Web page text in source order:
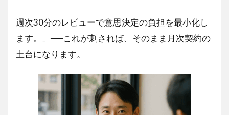
週次30分のレビューで意思決定の負担を最小化し
ます。」──これが刺されば、そのまま月次契約の
土台になります。